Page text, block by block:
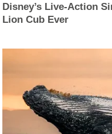
Disney’s Live-Action
Lion Cub Ever